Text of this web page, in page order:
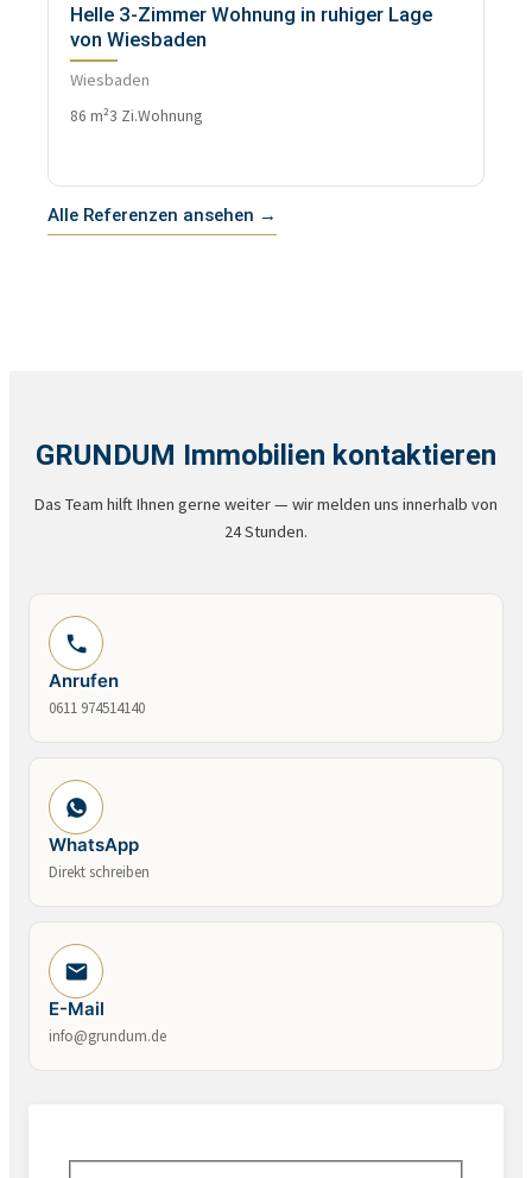
Helle 3-Zimmer Wohnung in ruhiger Lage
von Wiesbaden
Wiesbaden
86 m²3 Zi.Wohnung
Alle Referenzen ansehen →
GRUNDUM Immobilien kontaktieren
Das Team hilft Ihnen gerne weiter — wir melden uns innerhalb von
24 Stunden.
Anrufen
0611 974514140
WhatsApp
Direkt schreiben
E-Mail
info@grundum.de